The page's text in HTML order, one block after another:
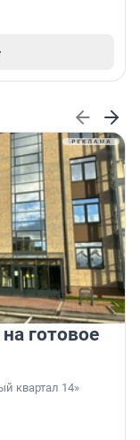
готовое
квартал 14»